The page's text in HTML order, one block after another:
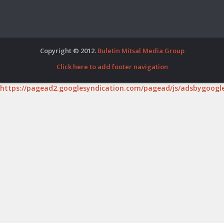
Copyright © 2012. Buletin Mitsal Media Group
Click here to add footer navigation
https://pagead2.googlesyndication.com/pagead/js/